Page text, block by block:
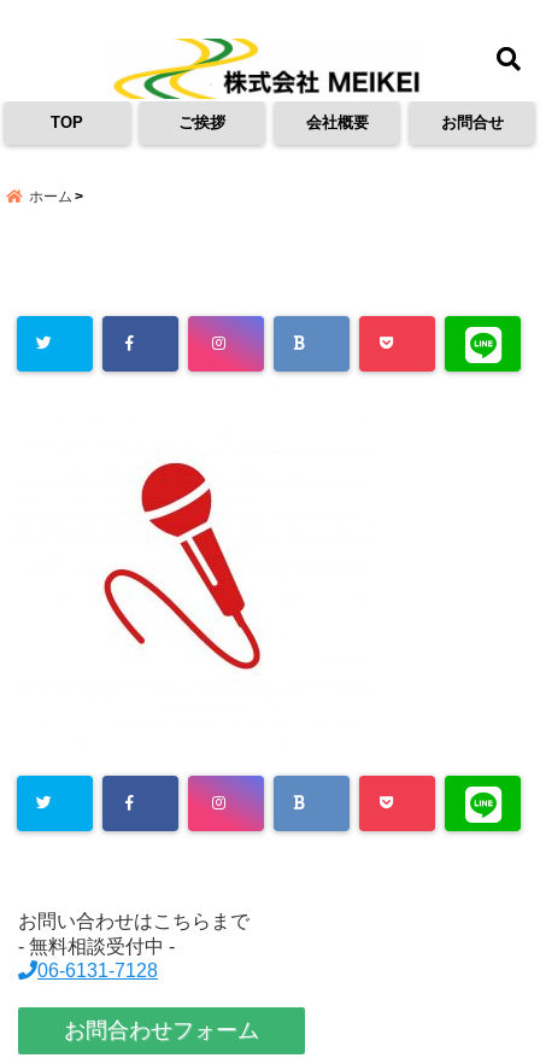
TOP ご挨拶 会社概要 お問合せ
ホーム
お問い合わせはこちらまで
- 無料相談受付中 -
06-6131-7128
お問合わせフォーム